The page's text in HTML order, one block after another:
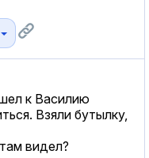
к Василию
Взяли бутылку,
видел?